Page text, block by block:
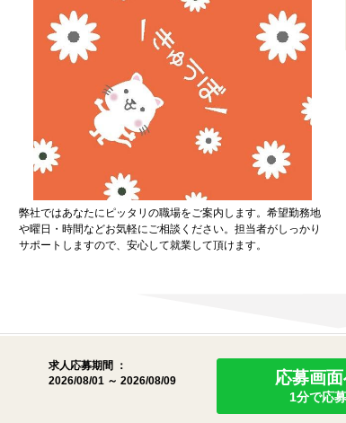
弊社ではあなたにピッタリの職場をご案内します。希望勤務地
や曜日・時間などお気軽にご相談ください。担当者がしっかり
サポートしますので、安心して就業して頂けます。
求人応募期間 ：
2026/08/01 ～ 2026/08/09
応募画
1分で応